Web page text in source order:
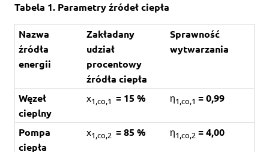
Tabela 1. Parametry źródeł ciepła
Nazwa
źródła
energii
Zakładany
udział
procentowy
źródła ciepła
Sprawność
wytwarzania
Węzeł
cieplny
x1,co,1 = 15 % η1,co,1 = 0,99
Pompa
ciepła
x1,co,2 = 85 % η1,co,2 = 4,00